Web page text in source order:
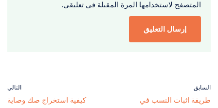
المتصفح لاستخدامها المرة المقبلة في تعليقي.
السابق
طريقة اثبات النسب في
التالي
كيفية استخراج صك وصاية